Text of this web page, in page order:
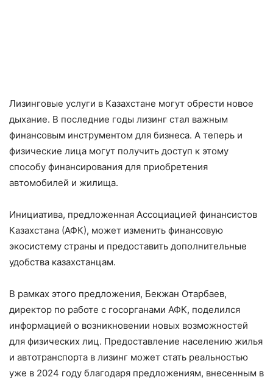
Лизинговые услуги в Казахстане могут обрести новое
дыхание. В последние годы лизинг стал важным
финансовым инструментом для бизнеса. А теперь и
физические лица могут получить доступ к этому
способу финансирования для приобретения
автомобилей и жилища.
Инициатива, предложенная Ассоциацией финансистов
Казахстана (АФК), может изменить финансовую
экосистему страны и предоставить дополнительные
удобства казахстанцам.
В рамках этого предложения, Бекжан Отарбаев,
директор по работе с госорганами АФК, поделился
информацией о возникновении новых возможностей
для физических лиц. Предоставление населению жилья
и автотранспорта в лизинг может стать реальностью
уже в 2024 году благодаря предложениям, внесенным в